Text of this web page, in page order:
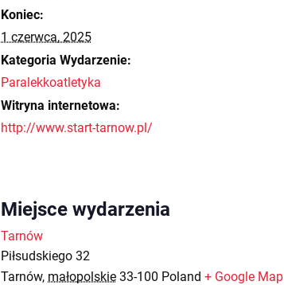
Koniec:
1 czerwca, 2025
Kategoria Wydarzenie:
Paralekkoatletyka
Witryna internetowa:
http://www.start-tarnow.pl/
Miejsce wydarzenia
Tarnów
Piłsudskiego 32
Tarnów, małopolskie 33-100 Poland + Google Map